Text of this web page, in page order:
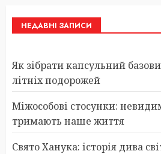
НЕДАВНІ ЗАПИСИ
Як зібрати капсульний
літніх подорожей
Міжособові стосунки:
тримають наше життя
Свято Ханука: історія дива